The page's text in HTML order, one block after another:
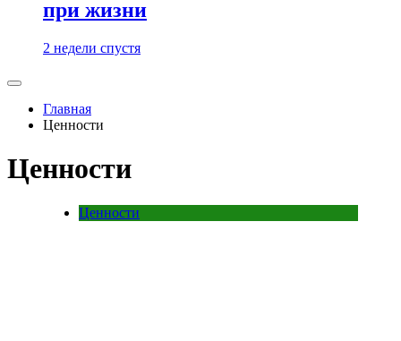
при жизни
2 недели спустя
Главная
Ценности
Ценности
Ценности